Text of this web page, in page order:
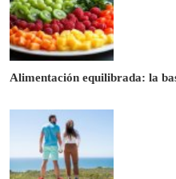
Alimentación equilibrada: la